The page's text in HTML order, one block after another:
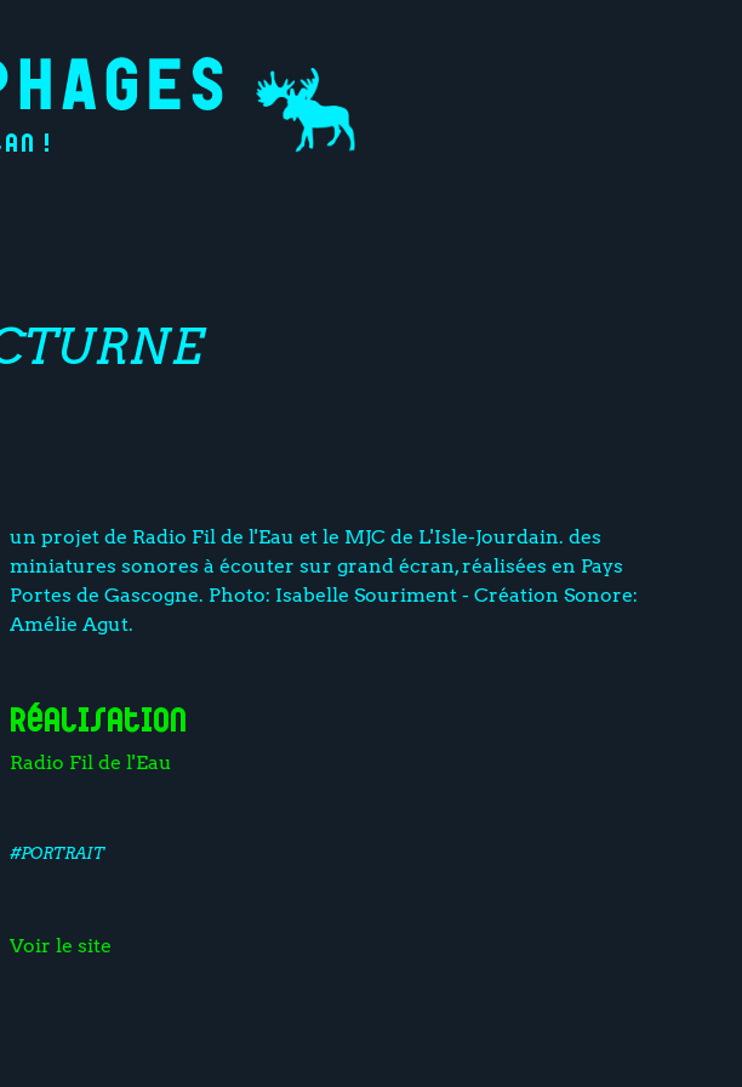
!
un projet de Radio Fil de l'Eau et le MJC de L'Isle-Jourdain. des
miniatures sonores à écouter sur grand écran, réalisées en Pays
Portes de Gascogne. Photo: Isabelle Souriment - Création Sonore:
Amélie Agut.
Réalisation
Radio Fil de l'Eau
#PORTRAIT
Voir le site